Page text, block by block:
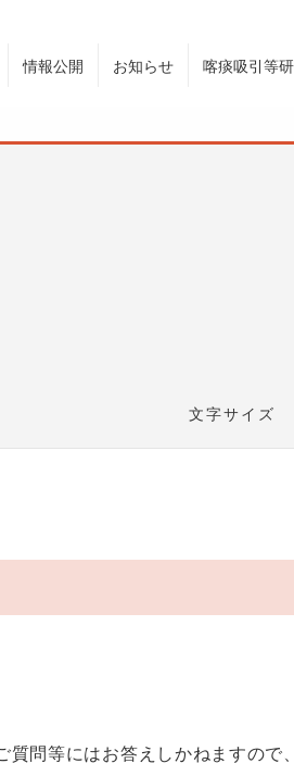
情報公開 お知らせ 喀痰吸引等
文字サイズ
問等にはお答えしかねますので